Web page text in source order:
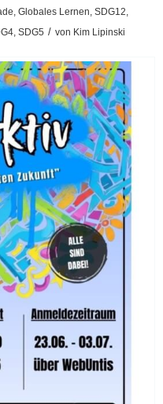
, Globales Lernen, SDG12,
, SDG5 / von Kim Lipinski